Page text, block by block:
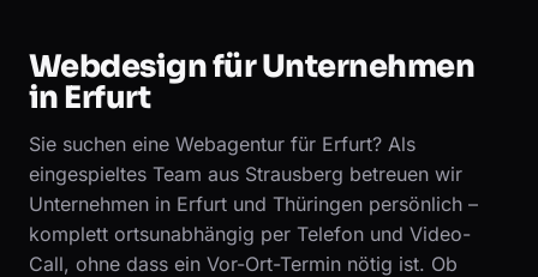
Webdesign für Unternehmen
in Erfurt
Sie suchen eine Webagentur für Erfurt? Als
eingespieltes Team aus Strausberg betreuen wir
Unternehmen in Erfurt und Thüringen persönlich –
komplett ortsunabhängig per Telefon und Video-
Call, ohne dass ein Vor-Ort-Termin nötig ist. Ob